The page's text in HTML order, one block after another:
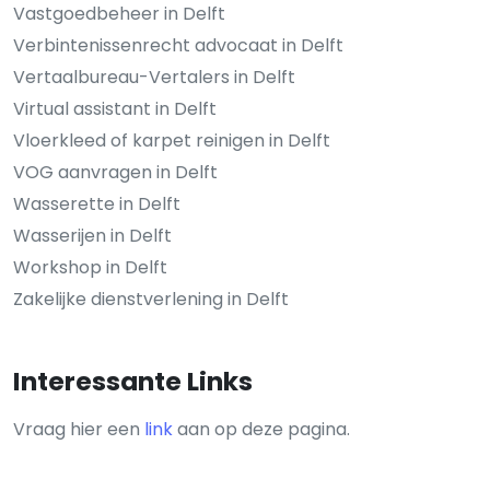
Vastgoedbeheer in Delft
Verbintenissenrecht advocaat in Delft
Vertaalbureau-Vertalers in Delft
Virtual assistant in Delft
Vloerkleed of karpet reinigen in Delft
VOG aanvragen in Delft
Wasserette in Delft
Wasserijen in Delft
Workshop in Delft
Zakelijke dienstverlening in Delft
Interessante Links
Vraag hier een linkaan op deze pagina.